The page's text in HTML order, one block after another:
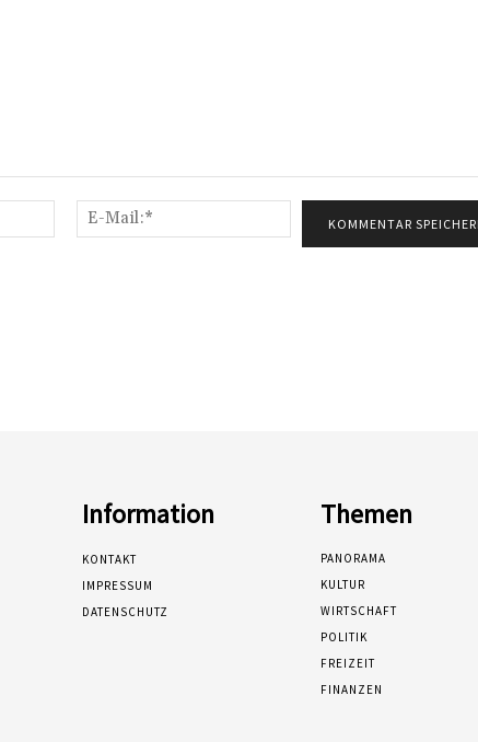
Name:*
Mail:*
Information
KONTAKT
IMPRESSUM
DATENSCHUTZ
Themen
PANORAMA
KULTUR
WIRTSCHAFT
POLITIK
FREIZEIT
FINANZEN